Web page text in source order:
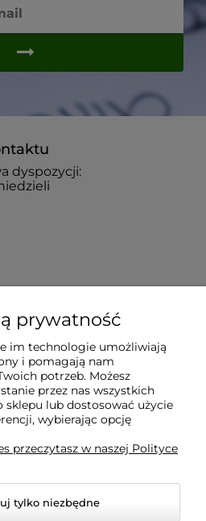
dyspozycji:
prywatność
im technologie umożliwiają
i pomagają nam
potrzeb. Możesz
przez nas wszystkich
lub dostosować użycie
wybierając opcję
przeczytasz w naszej Polityce
tylko niezbędne